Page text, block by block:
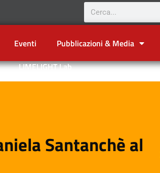
Eventi Pubblicazioni & Media
LIMELIGHT Lab
Santanchè al